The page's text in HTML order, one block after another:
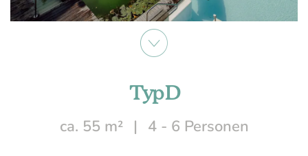
Typ D
ca. 55 m²
4 - 6 Personen